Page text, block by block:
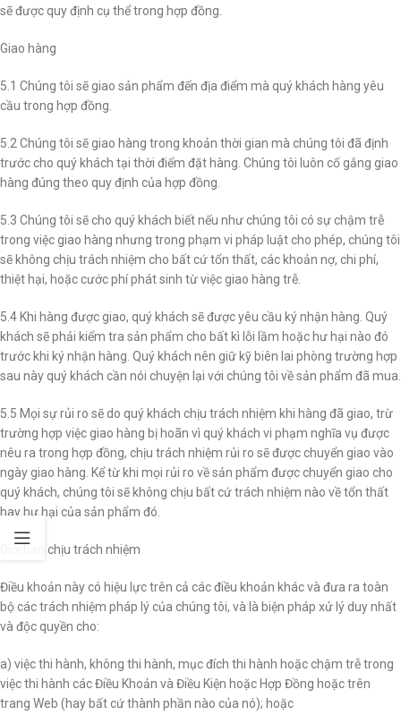
sẽ được quy định cụ thể trong hợp đồng.
Giao hàng
5.1 Chúng tôi sẽ giao sản phẩm đến địa điểm mà quý khách hàng yêu
cầu trong hợp đồng.
5.2 Chúng tôi sẽ giao hàng trong khoản thời gian mà chúng tôi đã định
trước cho quý khách tại thời điểm đặt hàng. Chúng tôi luôn cố gắng giao
hàng đúng theo quy định của hợp đồng.
5.3 Chúng tôi sẽ cho quý khách biết nếu như chúng tôi có sự chậm trễ
trong việc giao hàng nhưng trong phạm vi pháp luật cho phép, chúng tôi
sẽ không chịu trách nhiệm cho bất cứ tổn thất, các khoản nợ, chi phí,
thiệt hại, hoặc cước phí phát sinh từ việc giao hàng trễ.
5.4 Khi hàng được giao, quý khách sẽ được yêu cầu ký nhận hàng. Quý
khách sẽ phải kiểm tra sản phẩm cho bất kì lỗi lầm hoặc hư hại nào đó
trước khi ký nhận hàng. Quý khách nên giữ kỹ biên lai phòng trường hợp
sau này quý khách cần nói chuyện lại với chúng tôi về sản phẩm đã mua.
5.5 Mọi sự rủi ro sẽ do quý khách chịu trách nhiệm khi hàng đã giao, trừ
trường hợp việc giao hàng bị hoãn vì quý khách vi phạm nghĩa vụ được
nêu ra trong hợp đồng, chịu trách nhiệm rủi ro sẽ được chuyển giao vào
ngày giao hàng. Kể từ khi mọi rủi ro về sản phẩm được chuyển giao cho
quý khách, chúng tôi sẽ không chịu bất cứ trách nhiệm nào về tổn thất
hay hư hại của sản phẩm đó.
Giới hạn chịu trách nhiệm
Điều khoản này có hiệu lực trên cả các điều khoản khác và đưa ra toàn
bộ các trách nhiệm pháp lý của chúng tôi, và là biện pháp xử lý duy nhất
và độc quyền cho:
a) việc thi hành, không thi hành, mục đích thi hành hoặc chậm trễ trong
việc thi hành các Điều Khoản và Điều Kiện hoặc Hợp Đồng hoặc trên
trang Web (hay bất cứ thành phần nào của nó); hoặc